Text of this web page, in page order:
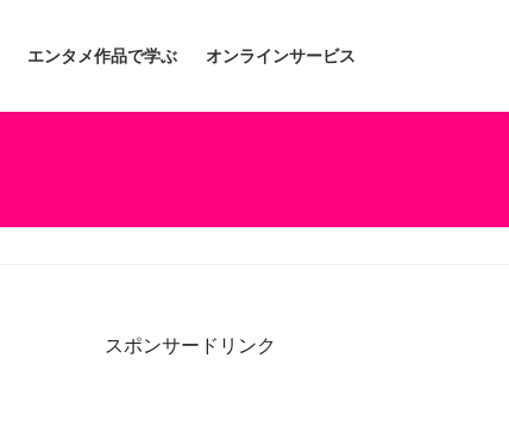
エンタメ作品で学ぶ オンラインサービス
スポンサードリンク